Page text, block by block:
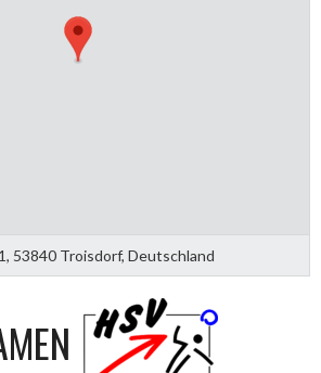
53840 Troisdorf, Deutschland